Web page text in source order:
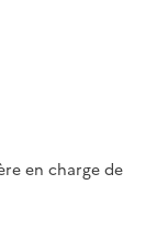
en charge de